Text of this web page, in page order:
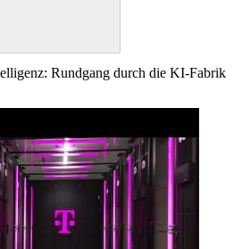
Rundgang durch die KI-Fabrik